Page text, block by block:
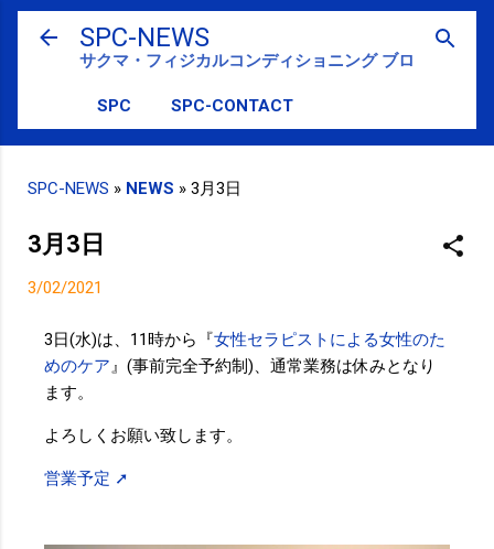
スキップしてメイン コンテンツに移動
SPC-NEWS
サクマ・フィジカルコンディショニング ブログ
SPC SPC-CONTACT
SPC-NEWS » NEWS » 3月3日
3月3日
3/02/2021
3日(水)は、11時から『女性セラピストによる女性のた
めのケア 』(事前完全予約制)、通常業務は休みとなり
ます。
よろしくお願い致します。
営業予定 ➚